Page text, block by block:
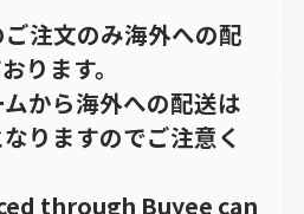
注文のみ海外への配
ります。
から海外への配送は
りますのでご注意く
through Buyee can